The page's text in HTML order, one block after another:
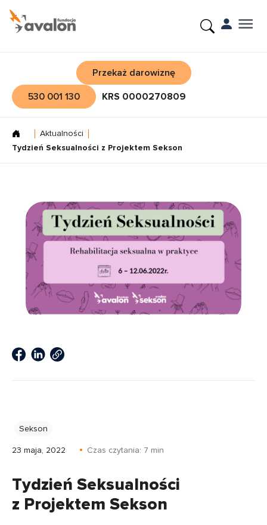
Przekaż darowiznę
530 001 130
KRS 0000270809
Aktualności
Tydzień Seksualności z Projektem Sekson
Sekson
23 maja, 2022 Czas czytania: 7 min
Tydzień Seksualności
z Projektem Sekson